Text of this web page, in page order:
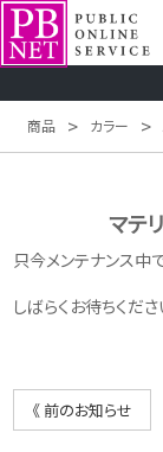
商品 > カラー >
マテ
只今メンテナンス中で
しばらくお待ちくださ
《 前のお知らせ